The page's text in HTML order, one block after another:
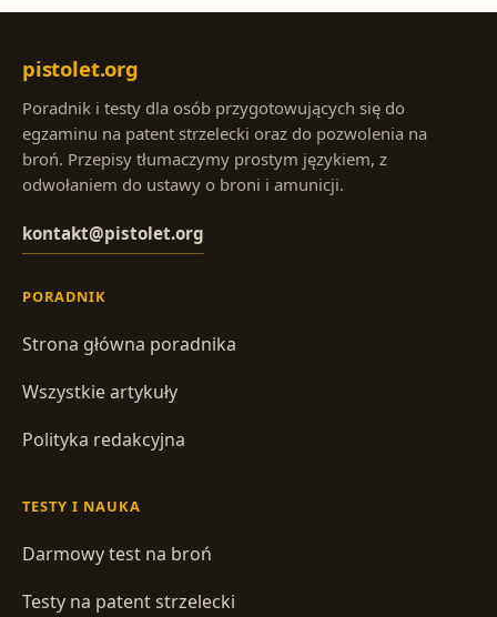
pistolet.org
Poradnik i testy dla osób przygotowujących się do
egzaminu na patent strzelecki oraz do pozwolenia na
broń. Przepisy tłumaczymy prostym językiem, z
odwołaniem do ustawy o broni i amunicji.
kontakt@pistolet.org
PORADNIK
Strona główna poradnika
Wszystkie artykuły
Polityka redakcyjna
TESTY I NAUKA
Darmowy test na broń
Testy na patent strzelecki